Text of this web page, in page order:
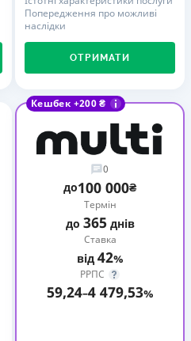
Попередження про можливі
наслідки
ОТРИМАТИ
Кешбек +200 ₴
0
до100 000₴
Термін
до 365днів
Ставка
від 42%
РРПС
59,24–4 479,53%